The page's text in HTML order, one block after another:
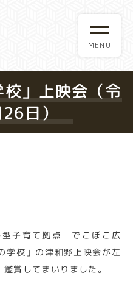
」上映会（令
26日）
子育て拠点 でこぼこ広
学校」の津和野上映会が左
賞してまいりました。